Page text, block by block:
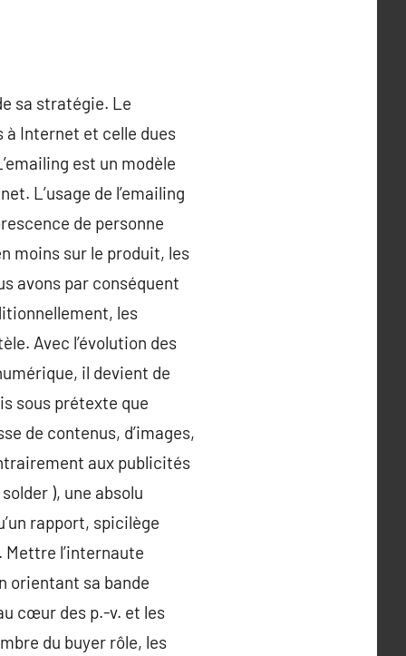
sa stratégie. Le
Internet et celle dues
est un modèle
L’usage de l’emailing
de personne
moins sur le produit, les
avons par conséquent
les
Avec l’évolution des
il devient de
sous prétexte que
de contenus, d’images,
aux publicités
), une absolu
rapport, spicilège
l’internaute
orientant sa bande
cœur des p.-v. et les
du buyer rôle, les